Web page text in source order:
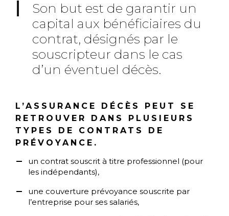
Son but est de garantir un
capital aux bénéficiaires du
contrat, désignés par le
souscripteur dans le cas
d’un éventuel décès.
L’ASSURANCE DÉCÈS PEUT SE
RETROUVER DANS PLUSIEURS
TYPES DE CONTRATS DE
PRÉVOYANCE.
un contrat souscrit à titre professionnel (pour
les indépendants),
une couverture prévoyance souscrite par
l’entreprise pour ses salariés,